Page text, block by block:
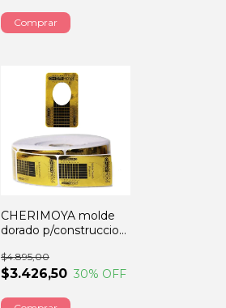
Comprar
CHERIMOYA molde
dorado p/construccion
$3.426,50
$4.895,00
30% OFF